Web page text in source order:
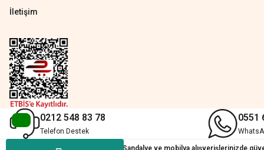
yardım ederler.
Teslim çok çabuk geldi. Montaj çok kolaydı. Her şeyi dört dört oldu
Nathalie Prevost | 22/07/2026
Çok ilgililerdi
Merve Özen | 17/07/2026
İletişim
0212 548 83 78
Telefon Destek
0551
© 2019 Evofisdunyasi.com — Sandalye ve mobilya alışverişlerinizde